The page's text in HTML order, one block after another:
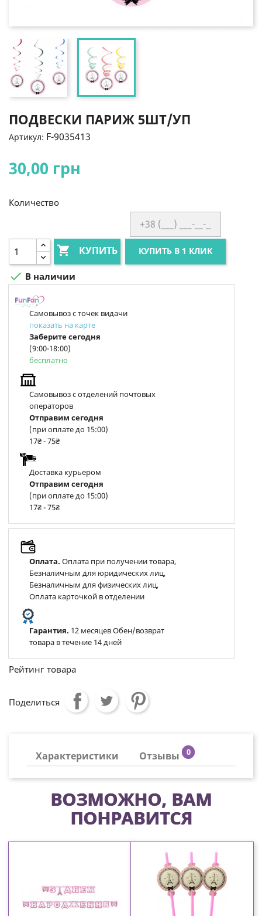
ПОДВЕСКИ ПАРИЖ 5ШТ/УП
Артикул: F-9035413
30,00 грн
Количество
 КУПИТЬ КУПИТЬ В 1 КЛИК
 В наличии
Самовывоз с точек видачи
показать на карте
Заберите сегодня
(9:00-18:00)
бесплатно
Самовывоз с отделений почтовых
операторов
Отправим сегодня
(при оплате до 15:00)
17₴ - 75₴
Доставка курьером
Отправим сегодня
(при оплате до 15:00)
17₴ - 75₴
Оплата. Оплата при получении товара,
Безналичным для юридических лиц,
Безналичным для физических лиц,
Оплата карточкой в отделении
Гарантия. 12 месяцев Обен/возврат
товара в течение 14 дней
Рейтинг товара
Поделиться
Характеристики Отзывы 0
ВОЗМОЖНО, ВАМ
ПОНРАВИТСЯ